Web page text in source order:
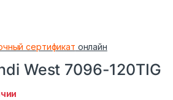
сертификат онлайн
West 7096-120TIG